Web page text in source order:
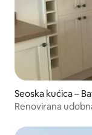
Seoska kućica –
Renovirana